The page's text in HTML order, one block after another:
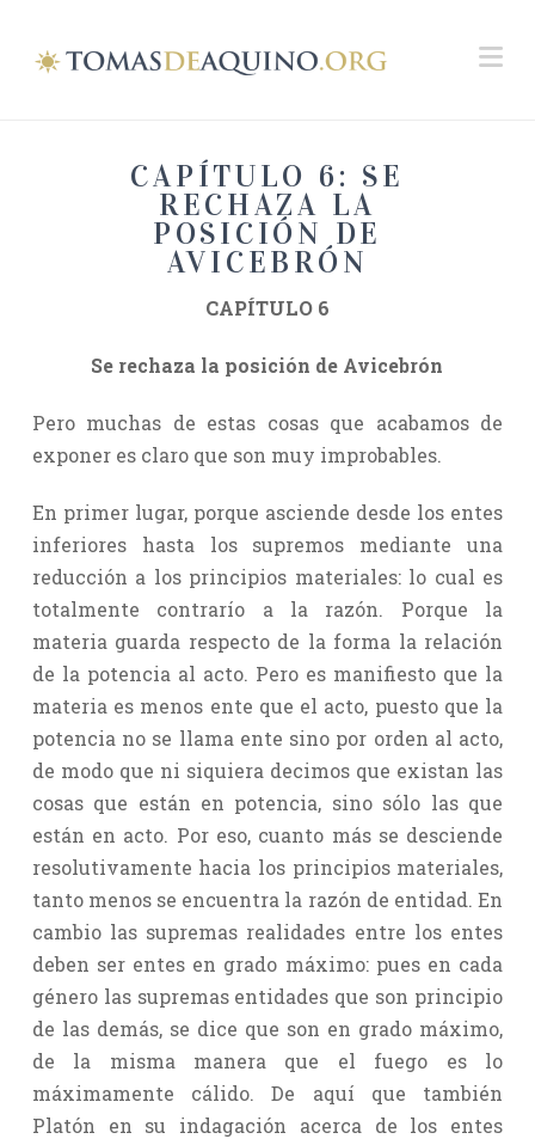
CAPÍTULO 6: SE
RECHAZA LA
POSICIÓN DE
AVICEBRÓN
CAPÍTULO 6
Se rechaza la posición de Avicebrón
Pero muchas de estas cosas que acabamos de
exponer es claro que son muy improbables.
En primer lugar, porque asciende desde los entes
inferiores hasta los supremos mediante una
reducción a los principios materiales: lo cual es
totalmente contrarío a la razón. Porque la
materia guarda respecto de la forma la relación
de la potencia al acto. Pero es manifiesto que la
materia es menos ente que el acto, puesto que la
potencia no se llama ente sino por orden al acto,
de modo que ni siquiera decimos que existan las
cosas que están en potencia, sino sólo las que
están en acto. Por eso, cuanto más se desciende
resolutivamente hacia los principios materiales,
tanto menos se encuentra la razón de entidad. En
cambio las supremas realidades entre los entes
deben ser entes en grado máximo: pues en cada
género las supremas entidades que son principio
de las demás, se dice que son en grado máximo,
de la misma manera que el fuego es lo
máximamente cálido. De aquí que también
Platón en su indagación acerca de los entes